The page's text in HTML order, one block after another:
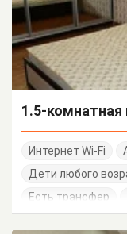
1.5-комнатная
Интернет Wi-Fi
Дети любого
Есть трансфер